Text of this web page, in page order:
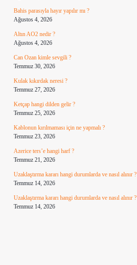
Bahis parasıyla hayır yapılır mı ?
Ağustos 4, 2026
Altın AO2 nedir ?
Ağustos 4, 2026
Can Ozan kimle sevgili ?
Temmuz 30, 2026
Kulak kıkırdak neresi ?
Temmuz 27, 2026
Ketçap hangi dilden gelir ?
Temmuz 25, 2026
Kablonun kırılmaması için ne yapmalı ?
Temmuz 23, 2026
Azerice ters’e hangi harf ?
Temmuz 21, 2026
Uzaklaştırma kararı hangi durumlarda ve nasıl alınır ?
Temmuz 14, 2026
Uzaklaştırma kararı hangi durumlarda ve nasıl alınır ?
Temmuz 14, 2026